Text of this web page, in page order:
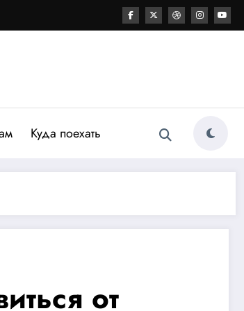
Куда поехать
от